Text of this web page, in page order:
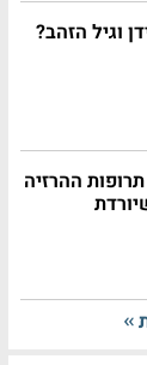
וגיל הזהב?
ההרזיה